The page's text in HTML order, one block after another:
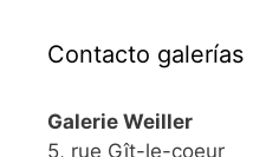
Contacto galerías
Galerie Weiller
5, rue Gît-le-coeur